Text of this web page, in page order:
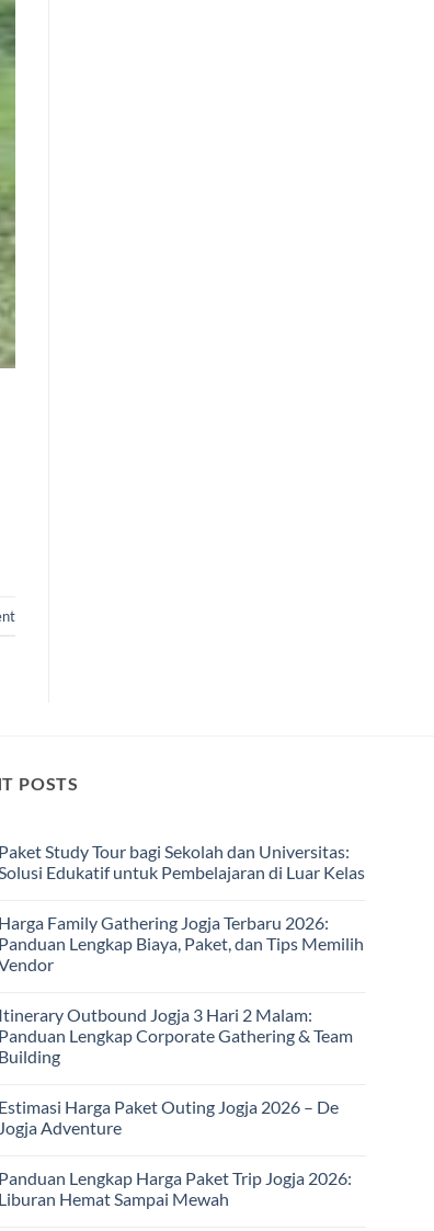
POSTS
Paket Study Tour bagi Sekolah dan Universitas:
Edukatif untuk Pembelajaran di Luar Kelas
on
Paket
Study
dan
Universitas:
Solusi
Edukatif
untuk
Luar
Kelas
Harga Family Gathering Jogja Terbaru 2026:
Panduan Lengkap Biaya, Paket, dan Tips Memilih
on
Harga
Family
Gathering
2026:
Panduan
Lengkap
Biaya,
dan
Tips
Memilih
Itinerary Outbound Jogja 3 Hari 2 Malam:
Panduan Lengkap Corporate Gathering & Team
Building
on
Itinerary
Hari
2
Malam:
Estimasi Harga Paket Outing Jogja 2026 – De
Jogja Adventure
on
Estimasi
Harga
Panduan Lengkap Harga Paket Trip Jogja 2026:
Liburan Hemat Sampai Mewah